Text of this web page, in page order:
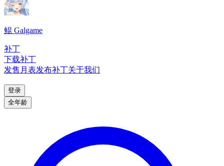
鲲 Galgame
补丁
下载补丁
发售月表发布补丁关于我们
登录
全年龄